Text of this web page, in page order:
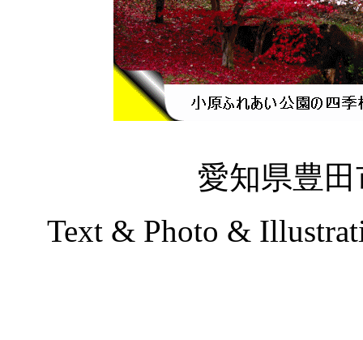
愛知県豊
Text & Photo &